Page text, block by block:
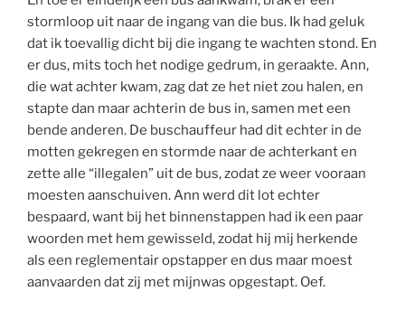
stormloop uit naar de ingang van die bus. Ik had geluk
dat ik toevallig dicht bij die ingang te wachten stond. En
er dus, mits toch het nodige gedrum, in geraakte. Ann,
die wat achter kwam, zag dat ze het niet zou halen, en
stapte dan maar achterin de bus in, samen met een
bende anderen. De buschauffeur had dit echter in de
motten gekregen en stormde naar de achterkant en
zette alle “illegalen” uit de bus, zodat ze weer vooraan
moesten aanschuiven. Ann werd dit lot echter
bespaard, want bij het binnenstappen had ik een paar
woorden met hem gewisseld, zodat hij mij herkende
als een reglementair opstapper en dus maar moest
aanvaarden dat zij met mijnwas opgestapt. Oef.